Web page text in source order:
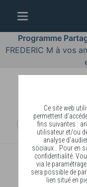
Ce site web
permettent
fins suivantes :
utilisateur et/ou
analyse
sociaux… Pour en
confidentialité.
via le
sera possible de
lien situé en
Programme
FREDERIC M à vos
OFFRES
COSMÉTIQUES
PARFUMS
BODY
DIAGNOSTIC
PEAU
DEVENIR
DISTRIBUTEUR